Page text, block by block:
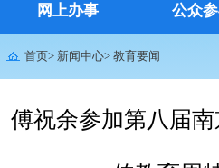
网上办事 公众
首页> 新闻中心> 教育要闻
傅祝余参加第八届